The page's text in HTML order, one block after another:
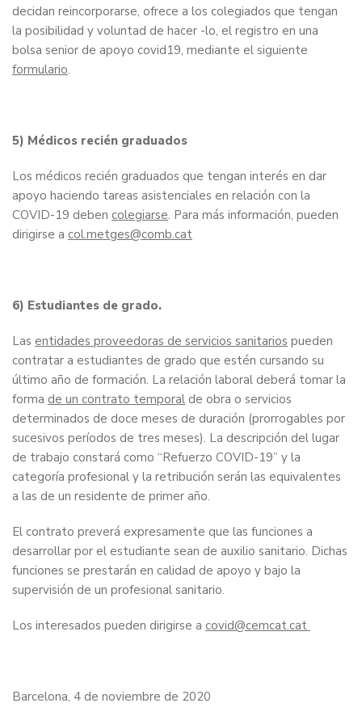
decidan reincorporarse, ofrece a los colegiados que tengan
la posibilidad y voluntad de hacer -lo, el registro en una
bolsa senior de apoyo covid19, mediante el siguiente
formulario.
5) Médicos recién graduados
Los médicos recién graduados que tengan interés en dar
apoyo haciendo tareas asistenciales en relación con la
COVID-19 deben colegiarse. Para más información, pueden
dirigirse a col.metges@comb.cat
6) Estudiantes de grado.
Las entidades proveedoras de servicios sanitarios pueden
contratar a estudiantes de grado que estén cursando su
último año de formación. La relación laboral deberá tomar la
forma de un contrato temporal de obra o servicios
determinados de doce meses de duración (prorrogables por
sucesivos períodos de tres meses). La descripción del lugar
de trabajo constará como “Refuerzo COVID-19” y la
categoría profesional y la retribución serán las equivalentes
a las de un residente de primer año.
El contrato preverá expresamente que las funciones a
desarrollar por el estudiante sean de auxilio sanitario. Dichas
funciones se prestarán en calidad de apoyo y bajo la
supervisión de un profesional sanitario.
Los interesados pueden dirigirse a covid@cemcat.cat
Barcelona, 4 de noviembre de 2020